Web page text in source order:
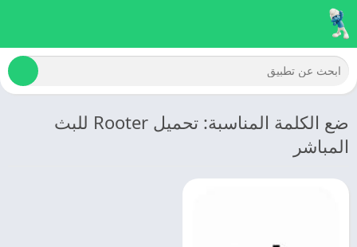
ضع الكلمة المناسبة: تحميل Rooter للبث
المباشر